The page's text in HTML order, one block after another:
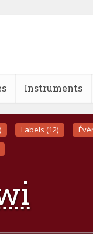
Instruments
Labels (12)